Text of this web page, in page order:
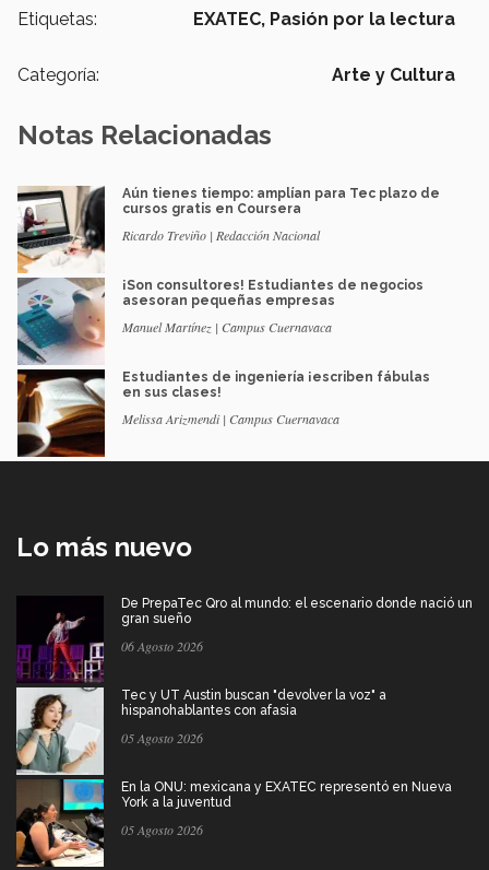
Etiquetas: EXATEC, Pasión por la lectura
Categoría: Arte y Cultura
Notas Relacionadas
Aún tienes tiempo: amplían para Tec plazo de
cursos gratis en Coursera
Ricardo Treviño | Redacción Nacional
¡Son consultores! Estudiantes de negocios
asesoran pequeñas empresas
Manuel Martínez | Campus Cuernavaca
Estudiantes de ingeniería ¡escriben fábulas
en sus clases!
Melissa Arizmendi | Campus Cuernavaca
Lo más nuevo
De PrepaTec Qro al mundo: el escenario donde nació un
gran sueño
06 Agosto 2026
Tec y UT Austin buscan "devolver la voz" a
hispanohablantes con afasia
05 Agosto 2026
En la ONU: mexicana y EXATEC representó en Nueva
York a la juventud
05 Agosto 2026